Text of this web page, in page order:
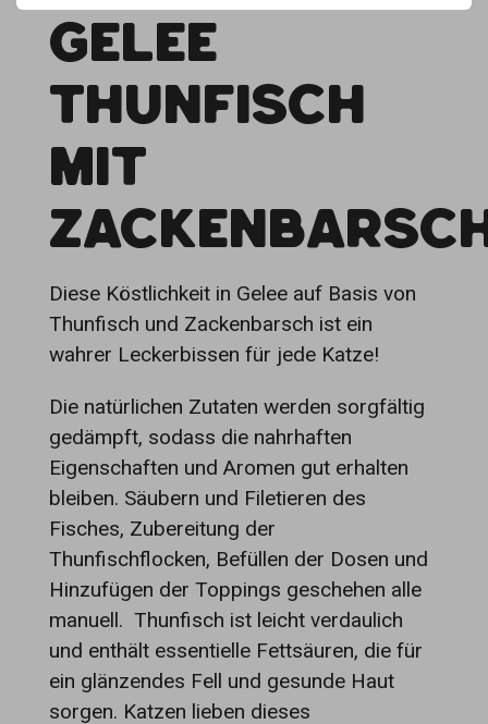
GELEE
THUNFISCH
MIT
Diese Köstlichkeit in Gelee auf Basis von
Thunfisch und Zackenbarsch ist ein
wahrer Leckerbissen für jede Katze!
Die natürlichen Zutaten werden sorgfältig
gedämpft, sodass die nahrhaften
Eigenschaften und Aromen gut erhalten
bleiben. Säubern und Filetieren des
Fisches, Zubereitung der
Thunfischflocken, Befüllen der Dosen und
Hinzufügen der Toppings geschehen alle
manuell. Thunfisch ist leicht verdaulich
und enthält essentielle Fettsäuren, die für
ein glänzendes Fell und gesunde Haut
sorgen. Katzen lieben dieses